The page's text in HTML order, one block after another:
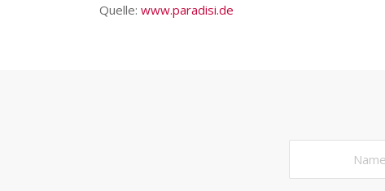
Quelle: www.paradisi.de